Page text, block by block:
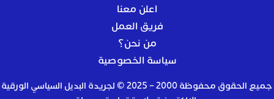
اعلن معنا
فريق العمل
من نحن؟
سياسة الخصوصية
جميع الحقوق محفوظة 2000 – 2025 © لجريدة البديل السياسي الورقية